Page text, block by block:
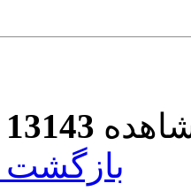
13143
بازگشت